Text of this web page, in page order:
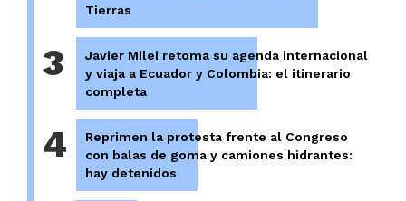
Tierras
3
Javier Milei retoma su agenda internacional
y viaja a Ecuador y Colombia: el itinerario
completa
4
Reprimen la protesta frente al Congreso
con balas de goma y camiones hidrantes:
hay detenidos